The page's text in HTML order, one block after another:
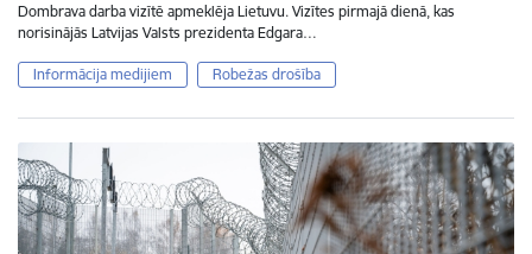
Dombrava darba vizītē apmeklēja Lietuvu. Vizītes pirmajā dienā, kas
norisinājās Latvijas Valsts prezidenta Edgara…
Informācija medijiem Robežas drošība